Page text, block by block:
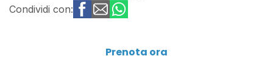
Condividi con:
Prenota ora